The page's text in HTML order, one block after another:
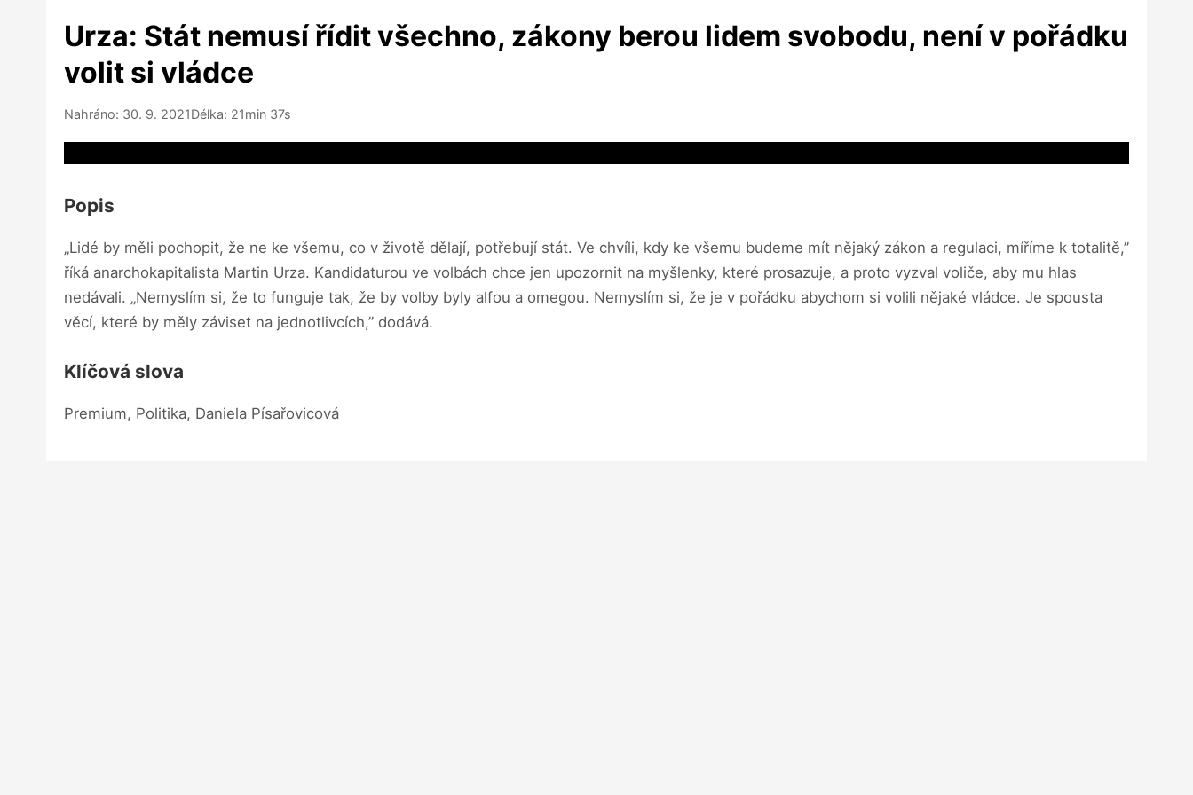
Urza: Stát nemusí řídit všechno, zákony berou lidem svobodu, není v pořádku
volit si vládce
Nahráno: 30. 9. 2021Délka: 21min 37s
Popis
„Lidé by měli pochopit, že ne ke všemu, co v životě dělají, potřebují stát. Ve chvíli, kdy ke všemu budeme mít nějaký zákon a regulaci, míříme k totalitě,”
říká anarchokapitalista Martin Urza. Kandidaturou ve volbách chce jen upozornit na myšlenky, které prosazuje, a proto vyzval voliče, aby mu hlas
nedávali. „Nemyslím si, že to funguje tak, že by volby byly alfou a omegou. Nemyslím si, že je v pořádku abychom si volili nějaké vládce. Je spousta
věcí, které by měly záviset na jednotlivcích,” dodává.
Klíčová slova
Premium, Politika, Daniela Písařovicová